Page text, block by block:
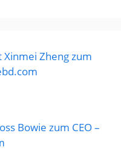
Xinmei Zheng zum
Bowie zum CEO –